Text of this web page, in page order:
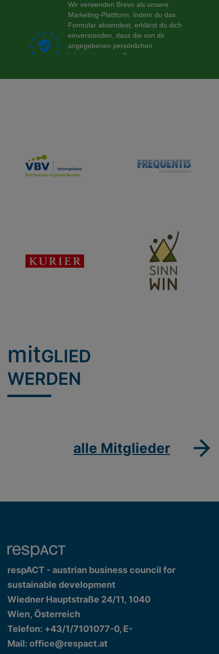
mitGLIED
WERDEN
alle Mitglieder
respACT - austrian business council for
sustainable development
Wiedner Hauptstraße 24/11, 1040
Wien, Österreich
Telefon: +43/1/7101077-0, E-
Mail: office@respact.at